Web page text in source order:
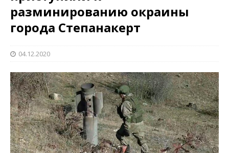
разминированию окраины
города Степанакерт
04.12.2020